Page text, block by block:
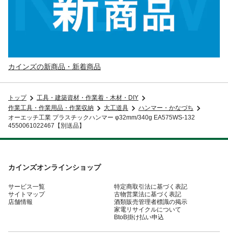
カインズの新商品・新着商品
トップ
工具・建築資材・作業着・木材・DIY
作業工具・作業用品・作業収納
大工道具
ハンマー・かなづち
オーエッチ工業 プラスチックハンマー φ32mm/340g EA575WS-132
4550061022467【別送品】
カインズオンラインショップ
サービス一覧
サイトマップ
店舗情報
特定商取引法に基づく表記
古物営業法に基づく表記
酒類販売管理者標識の掲示
家電リサイクルについて
BtoB掛け払い申込